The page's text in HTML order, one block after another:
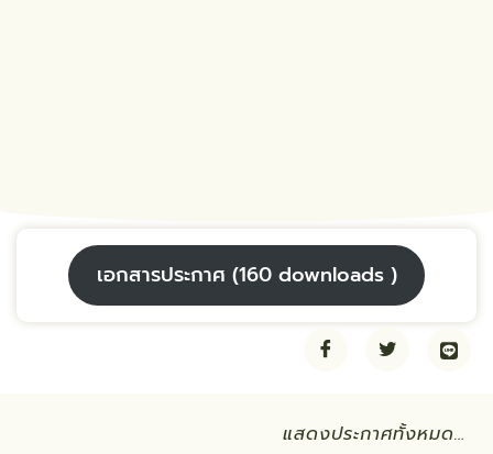
เอกสารประกาศ (160 downloads )
แสดงประกาศทั้งหมด…